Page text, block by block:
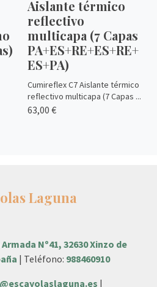
Aislante térmico
reflectivo
multicapa (7 Capas
PA+ES+RE+ES+RE+
ES+PA)
Cumireflex C7 Aislante térmico
reflectivo multicapa (7 Capas ...
63,00 €
Laguna
Nº41, 32630 Xinzo de
| Teléfono: 988460910
|